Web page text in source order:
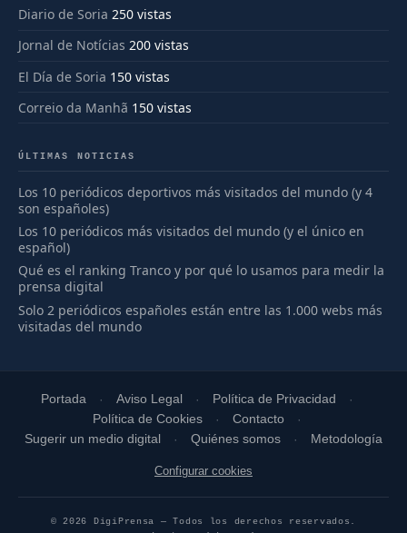
Diario de Soria 250 vistas
Jornal de Notícias 200 vistas
El Día de Soria 150 vistas
Correio da Manhã 150 vistas
ÚLTIMAS NOTICIAS
Los 10 periódicos deportivos más visitados del mundo (y 4
son españoles)
Los 10 periódicos más visitados del mundo (y el único en
español)
Qué es el ranking Tranco y por qué lo usamos para medir la
prensa digital
Solo 2 periódicos españoles están entre las 1.000 webs más
visitadas del mundo
Portada Aviso Legal
Política de Privacidad
Política de Cookies
Contacto
Sugerir un medio digital
Quiénes somos Metodología
Configurar cookies
© 2026 DigiPrensa — Todos los derechos reservados.